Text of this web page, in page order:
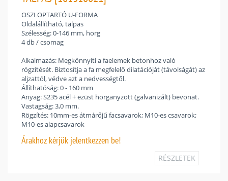
OSZLOPTARTÓ U-FORMA
Oldalállítható, talpas
Szélesség: 0-146 mm, horg
4 db / csomag
Alkalmazás: Megkönnyíti a faelemek betonhoz való
rögzítését. Biztosítja a fa megfelelő dilatációját (távolságát) az
aljzattól, védve azt a nedvességtől.
Állíthatóság: 0 - 160 mm
Anyag: S235 acél + ezüst horganyzott (galvanizált) bevonat.
Vastagság: 3,0 mm.
Rögzítés: 10mm-es átmárőjű facsavarok; M10-es csavarok;
M10-es alapcsavarok
Árakhoz kérjük jelentkezzen be!
RÉSZLETEK